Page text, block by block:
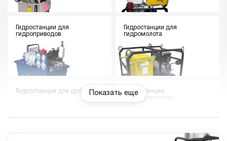
Гидростанции для
гидроприводов
Гидростанции для
гидромолота
Гидростанции для дровокола
Гидростанции
гидродомкратов
Показать еще